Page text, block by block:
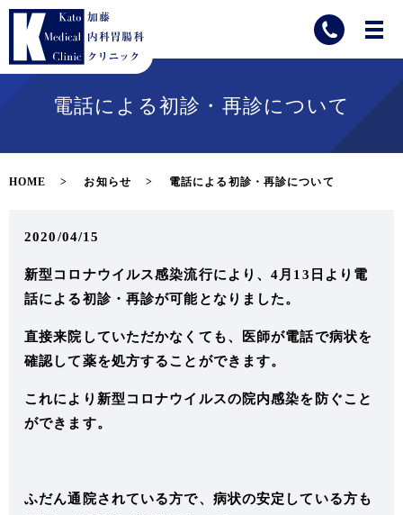
電話による初診・再診について
HOME お知らせ 電話による初診・再診について
2020/04/15
新型コロナウイルス感染流行により、4月13日より電
話による初診・再診が可能となりました。
直接来院していただかなくても、医師が電話で病状を
確認して薬を処方することができます。
これにより新型コロナウイルスの院内感染を防ぐこと
ができます。
ふだん通院されている方で、病状の安定している方も